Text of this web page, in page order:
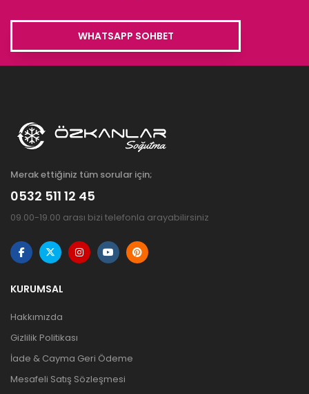
WHATSAPP SOHBET
Merak ettiğiniz tüm sorular için;
0532 511 12 45
09.00-19.00 arası bizi telefonla arayabilirsiniz
KURUMSAL
Hakkımızda
Gizlilik Politikası
İade & Cayma Geri Ödeme
Mesafeli Satış Sözleşmesi